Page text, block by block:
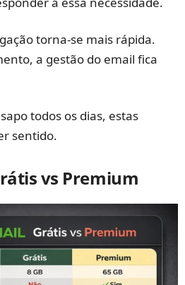
torna-se mais rápida.
a gestão do email fica
todos os dias, estas
sentido.
vs Premium